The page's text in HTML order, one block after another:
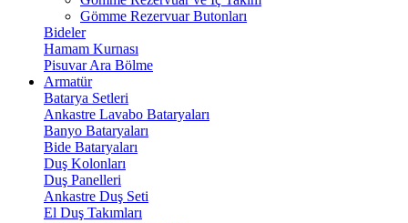
Gömme Rezervuar Butonları
Bideler
Hamam Kurnası
Pisuvar Ara Bölme
Armatür
Batarya Setleri
Ankastre Lavabo Bataryaları
Banyo Bataryaları
Bide Bataryaları
Duş Kolonları
Duş Panelleri
Ankastre Duş Seti
El Duş Takımları